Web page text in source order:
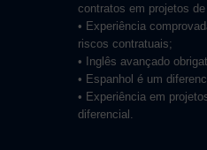
contratos em projetos
• Experiência
riscos contratuais;
• Inglês avançado
• Espanhol é um
• Experiência em
diferencial.